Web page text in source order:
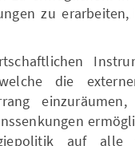
zu
die
auf alle